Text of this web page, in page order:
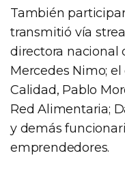
También
transmitió vía
directora nacional
Mercedes Nimo;
Calidad, Pablo
Red Alimentaria;
y demás
emprendedores.